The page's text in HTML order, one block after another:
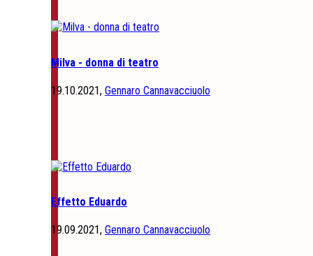
Milva - donna di teatro
19.10.2021, Gennaro Cannavacciuolo
Effetto Eduardo
19.09.2021, Gennaro Cannavacciuolo